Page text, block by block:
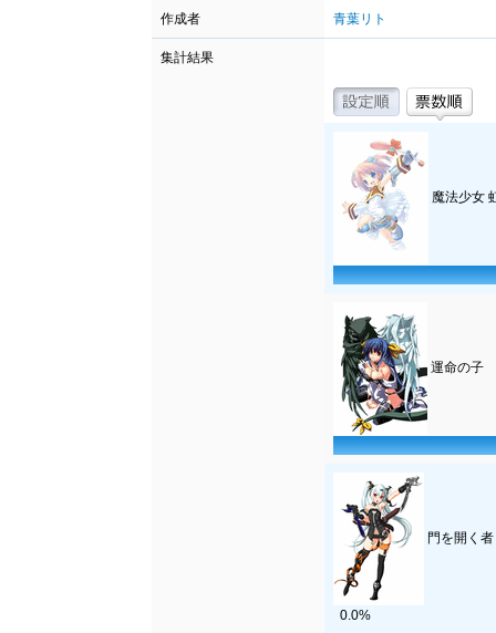
作成者 青葉リト
集計結果
魔法少女
運命の子
門を開く
0.0%